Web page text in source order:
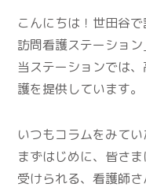
こんにちは！世田谷
訪問看護ステーション
当ステーションでは
護を提供しています。
いつもコラムをみて
まずはじめに、皆さ
受けられる、看護師